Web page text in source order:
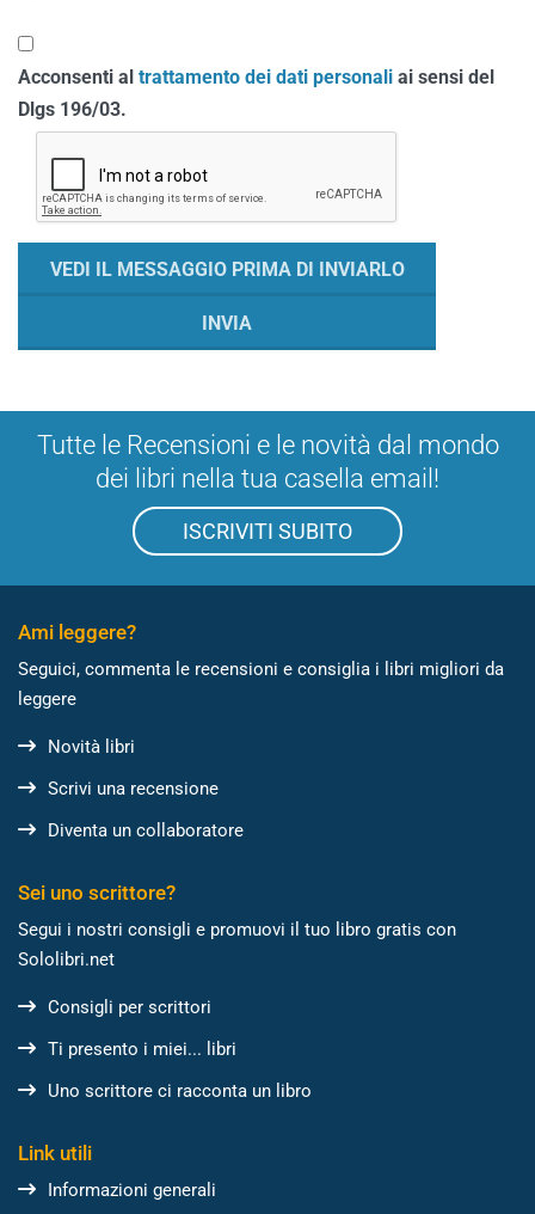
Acconsenti al trattamento dei dati personali ai sensi del
Dlgs 196/03.
Tutte le Recensioni e le novità dal mondo
dei libri nella tua casella email!
ISCRIVITI SUBITO
Ami leggere?
Seguici, commenta le recensioni e consiglia i libri migliori da
leggere
Novità libri
Scrivi una recensione
Diventa un collaboratore
Sei uno scrittore?
Segui i nostri consigli e promuovi il tuo libro gratis con
Sololibri.net
Consigli per scrittori
Ti presento i miei... libri
Uno scrittore ci racconta un libro
Link utili
Informazioni generali